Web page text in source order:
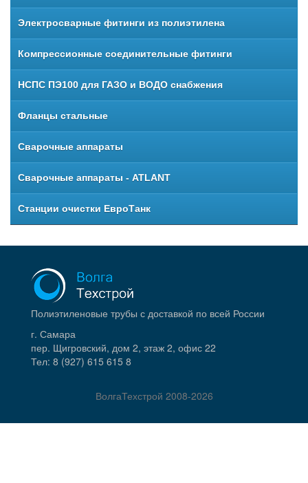
Электросварные фитинги из полиэтилена
Компрессионные соединительные фитинги
НСПС ПЭ100 для ГАЗО и ВОДО снабжения
Фланцы стальные
Сварочные аппараты
Сварочные аппараты - ATLANT
Станции очистки ЕвроТанк
Полиэтиленовые трубы с доставкой по всей России
г. Самара
пер. Щигровский, дом 2, этаж 2, офис 22
Тел: 8 (927) 615 615 8
ВолгаТехстрой 2008-2026